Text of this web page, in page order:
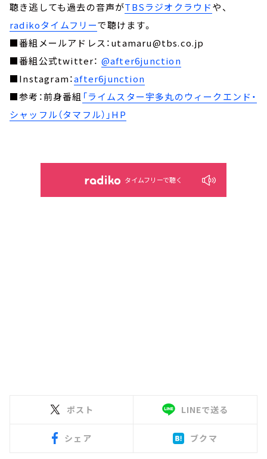
聴き逃しても過去の音声がTBSラジオクラウドや、
radikoタイムフリーで聴けます。
■番組メールアドレス：utamaru@tbs.co.jp
■番組公式twitter： @after6junction
■Instagram：after6junction
■参考：前身番組 「ライムスター宇多丸のウィークエンド・
シャッフル（タマフル）」HP
タイムフリーで聴く
ポスト LINEで送る
シェア ブクマ